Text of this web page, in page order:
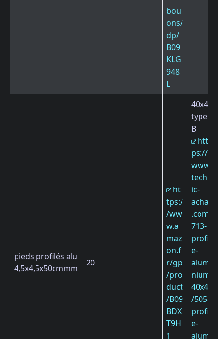
boul
ons/
dp/
B09
KLG
948
L
pieds profilés alu
4,5x4,5x50cmmm
20
ht
tps:/
/ww
w.a
maz
on.f
r/gp
/pro
duct
/B09
BDX
T9H
1
40x40
type
B
htt
ps://
www.
techn
ic-
achat
.com/
713-
profil
e-
alumi
nium-
40x40
/505-
profil
e-
alumi